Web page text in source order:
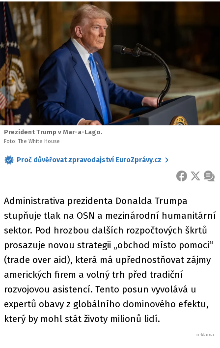
Prezident Trump v Mar-a-Lago.
Foto: The White House
Proč důvěřovat zpravodajství EuroZprávy.cz
FACEBOOK
X
Administrativa prezidenta Donalda Trumpa
stupňuje tlak na OSN a mezinárodní humanitární
sektor. Pod hrozbou dalších rozpočtových škrtů
prosazuje novou strategii „obchod místo pomoci“
(trade over aid), která má upřednostňovat zájmy
amerických firem a volný trh před tradiční
rozvojovou asistencí. Tento posun vyvolává u
expertů obavy z globálního dominového efektu,
který by mohl stát životy milionů lidí.